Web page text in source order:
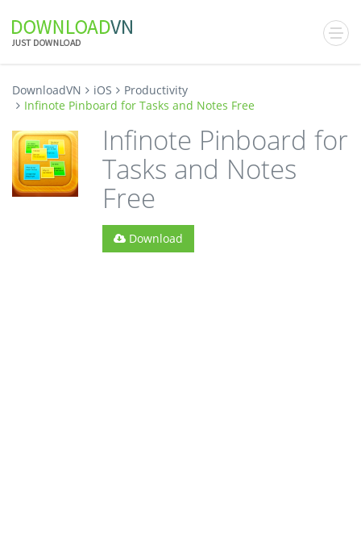
DownloadVN iOS
Productivity
Infinote Pinboard for Tasks and Notes Free
Infinote Pinboard for
Tasks and Notes
Free
Download